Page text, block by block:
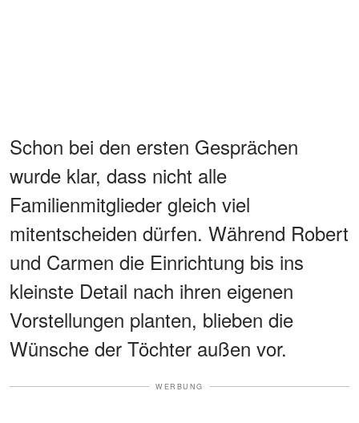
Schon bei den ersten Gesprächen
wurde klar, dass nicht alle
Familienmitglieder gleich viel
mitentscheiden dürfen. Während Robert
und Carmen die Einrichtung bis ins
kleinste Detail nach ihren eigenen
Vorstellungen planten, blieben die
Wünsche der Töchter außen vor.
WERBUNG